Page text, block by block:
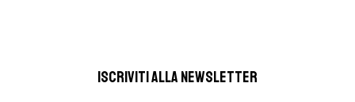
ISCRIVITI ALLA NEWSLETTER